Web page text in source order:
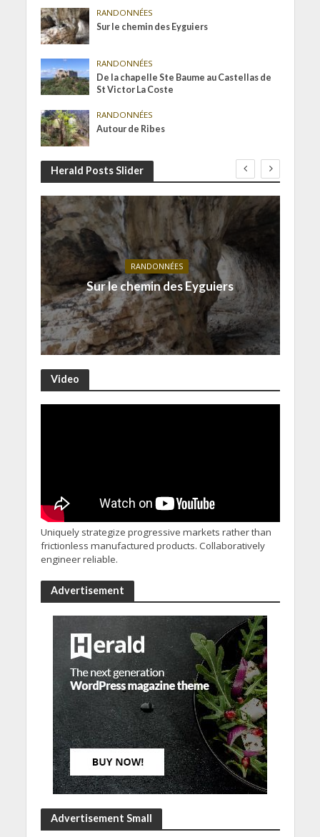
RANDONNÉES
Sur le chemin des Eyguiers
RANDONNÉES
De la chapelle Ste Baume au Castellas de
St Victor La Coste
RANDONNÉES
Autour de Ribes
Herald Posts Slider
RANDONNÉES
Sur le chemin des Eyguiers
Video
Uniquely strategize progressive markets rather than
frictionless manufactured products. Collaboratively
engineer reliable.
Advertisement
Advertisement Small